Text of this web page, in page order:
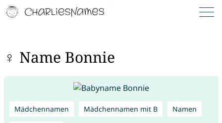
♀ Name Bonnie
Mädchennamen Mädchennamen mit B Namen